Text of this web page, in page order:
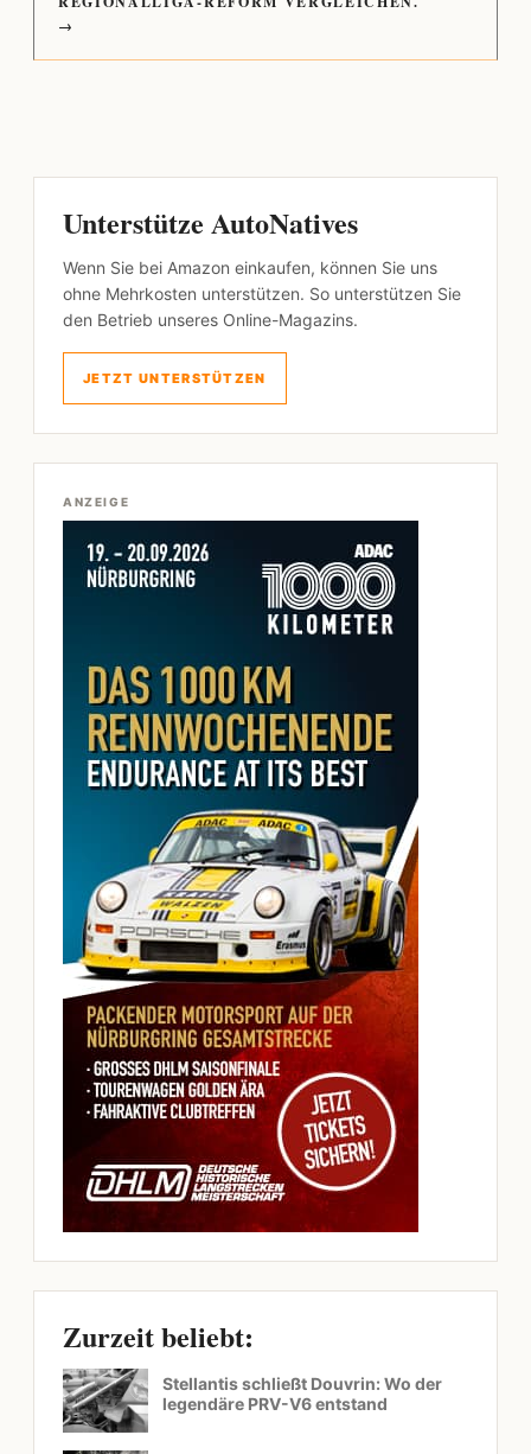
→
Unterstütze AutoNatives
Wenn Sie bei Amazon einkaufen, können Sie uns
ohne Mehrkosten unterstützen. So unterstützen Sie
den Betrieb unseres Online-Magazins.
JETZT UNTERSTÜTZEN
ANZEIGE
Zurzeit beliebt:
Stellantis schließt Douvrin: Wo der
legendäre PRV-V6 entstand